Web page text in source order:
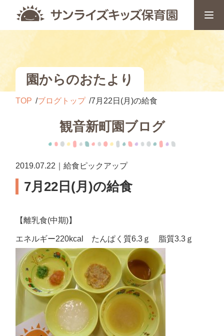
園からのおたより
TOP ブログトップ 7月22日(月)の給食
観音新町園ブログ
2019.07.22｜給食ピックアップ
7月22日(月)の給食
【離乳食(中期)】
エネルギー220kcal たんぱく質6.3ｇ 脂質3.3ｇ